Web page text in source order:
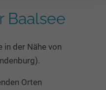
Baalsee
in der Nähe von
Orten